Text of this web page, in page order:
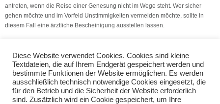
antreten, wenn die Reise einer Genesung nicht im Wege steht. Wer sicher
gehen möchte und im Vorfeld Unstimmigkeiten vermeiden möchte, sollte in
diesem Fall eine ärztliche Bescheinigung ausstellen lassen.
Quelle: VSH Dienstleistungs GmbH
E-Autos und Privatnutzung Influencer und Steuern
Diese Website verwendet Cookies. Cookies sind kleine
Textdateien, die auf Ihrem Endgerät gespeichert werden und
bestimmte Funktionen der Website ermöglichen. Es werden
ausschließlich technisch notwendige Cookies eingesetzt, die
für den Betrieb und die Sicherheit der Website erforderlich
sind. Zusätzlich wird ein Cookie gespeichert, um Ihre